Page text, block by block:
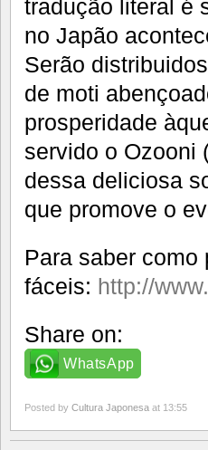
tradução literal é
no Japão
Serão
de moti
prosperidade
servido o Ozooni
dessa deliciosa
que promove o
Para saber
fáceis: http://
Share on:
WhatsApp
Posted by Cultura Japonesa at 13:55